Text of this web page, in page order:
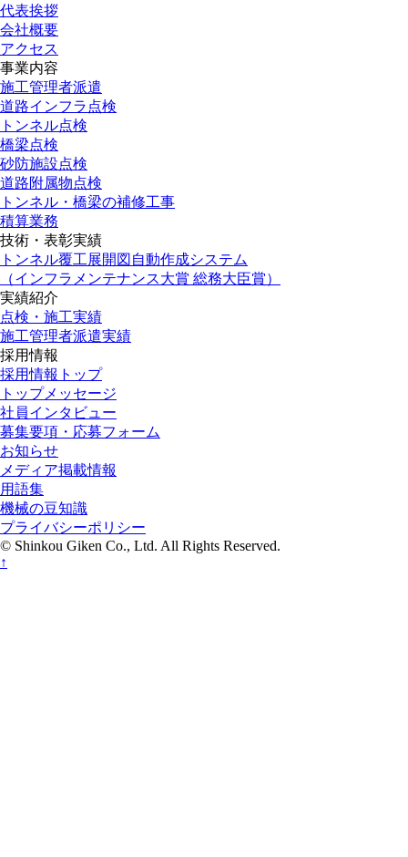
代表挨拶
会社概要
アクセス
事業内容
施工管理者派遣
道路インフラ点検
トンネル点検
橋梁点検
砂防施設点検
道路附属物点検
トンネル・橋梁の補修工事
積算業務
技術・表彰実績
トンネル覆工展開図自動作成システム
（インフラメンテナンス大賞 総務大臣賞）
実績紹介
点検・施工実績
施工管理者派遣実績
採用情報
採用情報トップ
トップメッセージ
社員インタビュー
募集要項・応募フォーム
お知らせ
メディア掲載情報
用語集
機械の豆知識
プライバシーポリシー
© Shinkou Giken Co., Ltd. All Rights Reserved.
↑